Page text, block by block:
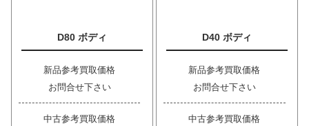
D80 ボディ
新品参考買取価格
お問合せ下さい
中古参考買取価格
D40 ボディ
新品参考買取価格
お問合せ下さい
中古参考買取価格